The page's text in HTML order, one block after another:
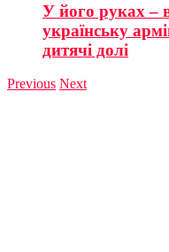
У його руках –
українську
дитячі долі
Previous Next